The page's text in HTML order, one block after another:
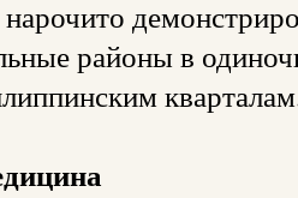
районы в